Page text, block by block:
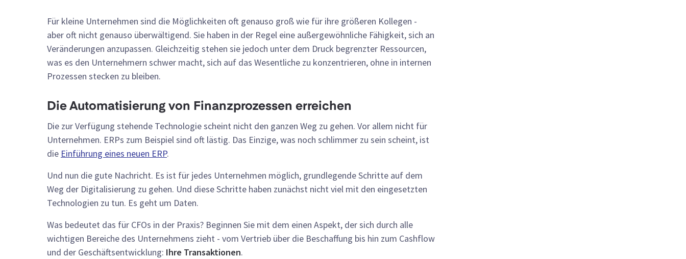
Für kleine Unternehmen sind die Möglichkeiten oft genauso groß wie für ihre größeren Kollegen -
aber oft nicht genauso überwältigend. Sie haben in der Regel eine außergewöhnliche Fähigkeit, sich an
Veränderungen anzupassen. Gleichzeitig stehen sie jedoch unter dem Druck begrenzter Ressourcen,
was es den Unternehmern schwer macht, sich auf das Wesentliche zu konzentrieren, ohne in internen
Prozessen stecken zu bleiben.
Die Automatisierung von Finanzprozessen erreichen
Die zur Verfügung stehende Technologie scheint nicht den ganzen Weg zu gehen. Vor allem nicht für
Unternehmen. ERPs zum Beispiel sind oft lästig. Das Einzige, was noch schlimmer zu sein scheint, ist
die Einführung eines neuen ERP.
Und nun die gute Nachricht. Es ist für jedes Unternehmen möglich, grundlegende Schritte auf dem
Weg der Digitalisierung zu gehen. Und diese Schritte haben zunächst nicht viel mit den eingesetzten
Technologien zu tun. Es geht um Daten.
Was bedeutet das für CFOs in der Praxis? Beginnen Sie mit dem einen Aspekt, der sich durch alle
wichtigen Bereiche des Unternehmens zieht - vom Vertrieb über die Beschaffung bis hin zum Cashflow
und der Geschäftsentwicklung: Ihre Transaktionen.